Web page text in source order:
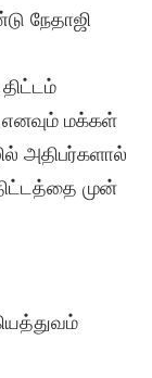
நேதாஜி
எனவும் மக்கள்
அதிபர்களால்
முன்